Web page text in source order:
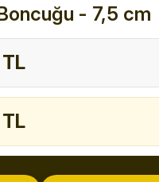
- 7,5 cm